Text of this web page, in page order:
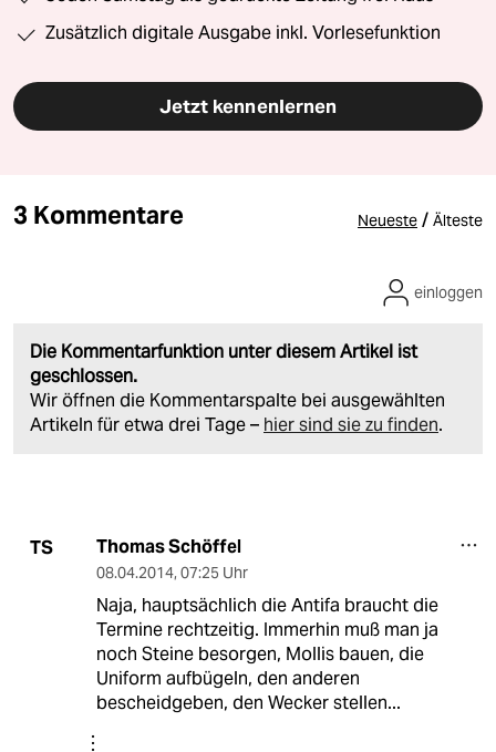
Zusätzlich digitale Ausgabe inkl. Vorlesefunktion
Jetzt kennenlernen
3 Kommentare Neueste / Älteste
Die Kommentarfunktion unter diesem Artikel ist
geschlossen.
Wir öffnen die Kommentarspalte bei ausgewählten
Artikeln für etwa drei Tage – hier sind sie zu finden.
einloggen
TS Thomas Schöffel
08.04.2014, 07:25 Uhr
Naja, hauptsächlich die Antifa braucht die
Termine rechtzeitig. Immerhin muß man ja
noch Steine besorgen, Mollis bauen, die
Uniform aufbügeln, den anderen
bescheidgeben, den Wecker stellen...